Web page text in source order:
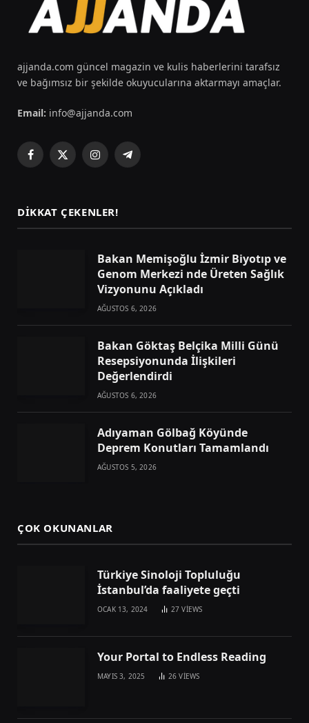
ajjanda.com güncel magazin ve kulis haberlerini tarafsız
ve bağımsız bir şekilde okuyucularına aktarmayı amaçlar.
Email: info@ajjanda.com
Facebook
X
InstagramTelegram
DIKKAT ÇEKENLER!
Bakan Memişoğlu İzmir Biyotıp ve
Genom Merkezi nde Üreten Sağlık
Vizyonunu Açıkladı
AĞUSTOS 6, 2026
Bakan Göktaş Belçika Milli Günü
Resepsiyonunda İlişkileri
Değerlendirdi
AĞUSTOS 6, 2026
Adıyaman Gölbağ Köyünde
Deprem Konutları Tamamlandı
AĞUSTOS 5, 2026
ÇOK OKUNANLAR
Türkiye Sinoloji Topluluğu
İstanbul’da faaliyete geçti
OCAK 13, 2024 27VIEWS
Your Portal to Endless Reading
MAYIS 3, 2025 26VIEWS